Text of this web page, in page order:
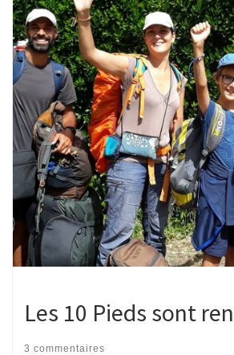
Les 10 Pieds sont
3 commentaires